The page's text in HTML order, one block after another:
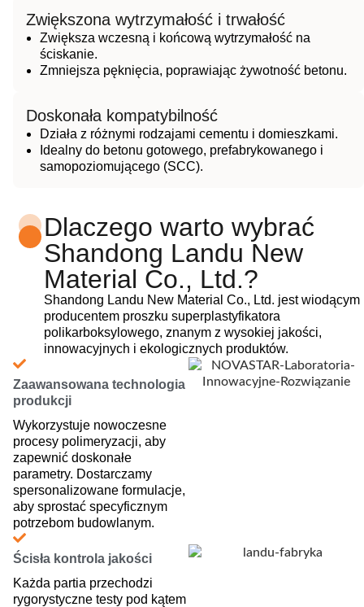
Zwiększona wytrzymałość i trwałość
Zwiększa wczesną i końcową wytrzymałość na
ściskanie.
Zmniejsza pęknięcia, poprawiając żywotność betonu.
Doskonała kompatybilność
Działa z różnymi rodzajami cementu i domieszkami.
Idealny do betonu gotowego, prefabrykowanego i
samopoziomującego (SCC).
Dlaczego warto wybrać
Shandong Landu New
Material Co., Ltd.?
Shandong Landu New Material Co., Ltd. jest wiodącym
producentem proszku superplastyfikatora
polikarboksylowego, znanym z wysokiej jakości,
innowacyjnych i ekologicznych produktów.
Zaawansowana technologia
produkcji
Wykorzystuje nowoczesne
procesy polimeryzacji, aby
zapewnić doskonałe
parametry. Dostarczamy
spersonalizowane formulacje,
aby sprostać specyficznym
potrzebom budowlanym.
Ścisła kontrola jakości
Każda partia przechodzi
rygorystyczne testy pod kątem